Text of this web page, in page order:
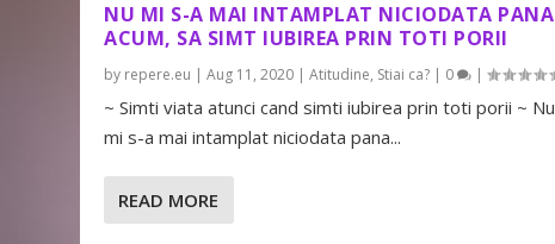
NU MI S-A MAI INTAMPLAT NICIODATA PANA
ACUM, SA SIMT IUBIREA PRIN TOTI PORII
by repere.eu |Aug 11, 2020 |Atitudine, Stiai ca? | 0 |
~ Simti viata atunci cand simti iubirea prin toti porii ~ Nu
mi s-a mai intamplat niciodata pana...
READ MORE